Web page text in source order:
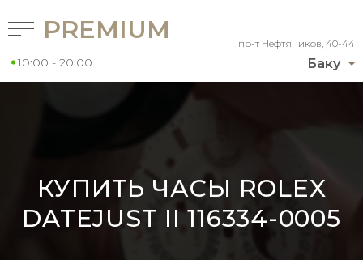
Баку
пр-т Нефтяников, 40-44
PREMIUM
10:00 - 20:00
КУПИТЬ ЧАСЫ ROLEX
DATEJUST II 116334-0005